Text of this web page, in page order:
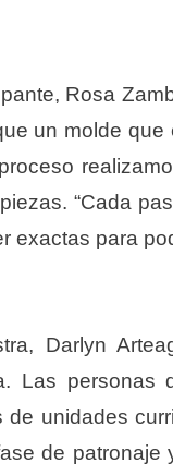
Rosa
un molde que
“Cada
exactas para
Darlyn
Las personas
de unidades
de